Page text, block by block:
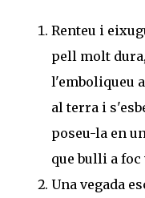
Renteu i
pell molt
l'emboliqueu
al terra i
poseu-la en
que bulli a
Una vegada